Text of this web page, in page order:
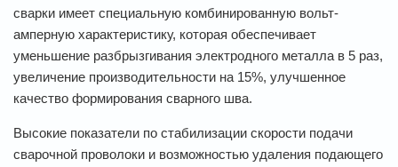
сварки имеет специальную комбинированную вольт-
амперную характеристику, которая обеспечивает
уменьшение разбрызгивания электродного металла в 5 раз,
увеличение производительности на 15%, улучшенное
качество формирования сварного шва.
Высокие показатели по стабилизации скорости подачи
сварочной проволоки и возможностью удаления подающего